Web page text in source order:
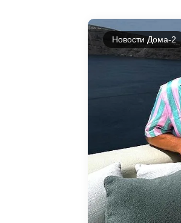
Новости Дома-2